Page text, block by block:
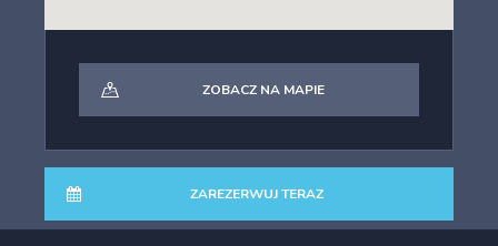
ZOBACZ NA MAPIE
ZAREZERWUJ TERAZ